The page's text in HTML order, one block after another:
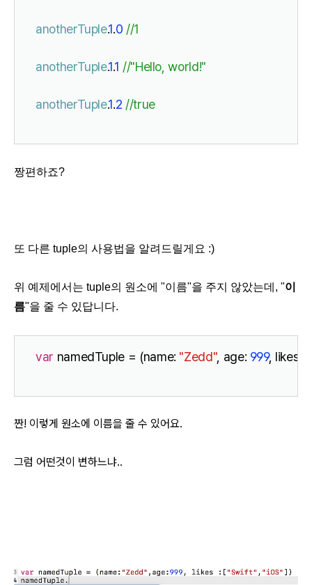
anotherTuple.1.0 //1
anotherTuple.1.1 //"Hello, world!"
anotherTuple.1.2 //true
짱편하죠?
또 다른 tuple의 사용법을 알려드릴게요 :)
위 예제에서는 tuple의 원소에 "이름"을 주지 않았는데, "이
름"을 줄 수 있답니다.
var namedTuple = (name: "Zedd", age: 999, likes : [
짠! 이렇게 원소에 이름을 줄 수 있어요.
그럼 어떤것이 변하느냐..